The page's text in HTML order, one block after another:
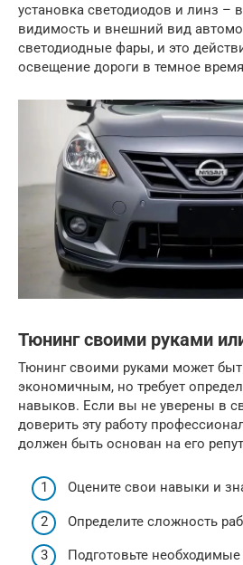
установка светодиодов и линз –
видимость и внешний вид
светодиодные фары, и это
освещение дороги в темное
Тюнинг своими руками
Тюнинг своими руками может
экономичным, но требует
навыков. Если вы не уверены в
доверить эту работу
должен быть основан на его
Оцените свои навыки и
Определите сложность
Подготовьте